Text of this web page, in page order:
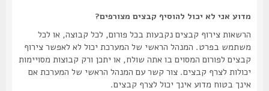
מדוע אני לא יכול להוסיף קבצים מצורפים?
הרשאות צירוף קבצים נקבעות בכל פורום, לכל קבוצה, או לכל
משתמש בפרט. המנהל הראשי של המערכת יכול לא לאפשר צירוף
קבצים לפורום המסוים בו אתה שולח, או יתכן ורק קבוצות מסויימות
יכולות לצרף קבצים. צור קשר עם המנהל הראשי של המערכת אם
אינך בטוח מדוע אינך יכול לצרף קבצים.